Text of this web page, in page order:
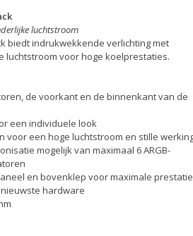
luchtstroom
biedt indrukwekkende verlichting met
luchtstroom voor hoge koelprestaties.
de voorkant en de binnenkant van de
een individuele look
voor een hoge luchtstroom en stille
mogelijk van maximaal 6 ARGB-
en bovenklep voor maximale
nieuwste hardware